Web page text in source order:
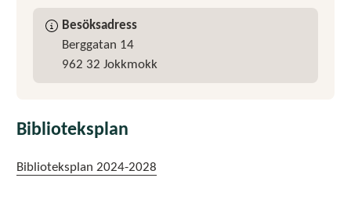
Besöksadress
Berggatan 14
962 32 Jokkmokk
Biblioteksplan
Biblioteksplan 2024-2028